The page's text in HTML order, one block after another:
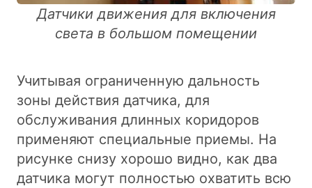
Датчики движения для включения
света в большом помещении
Учитывая ограниченную дальность
зоны действия датчика, для
обслуживания длинных коридоров
применяют специальные приемы. На
рисунке снизу хорошо видно, как два
датчика могут полностью охватить всю